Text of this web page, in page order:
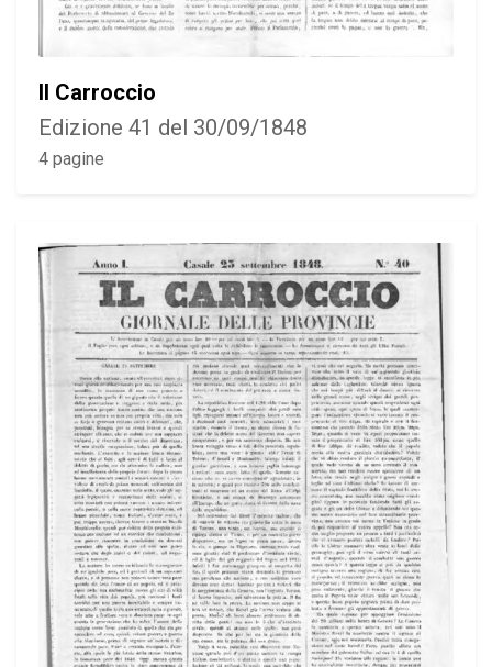
Il Carroccio
Edizione 41 del 30/09/1848
4 pagine